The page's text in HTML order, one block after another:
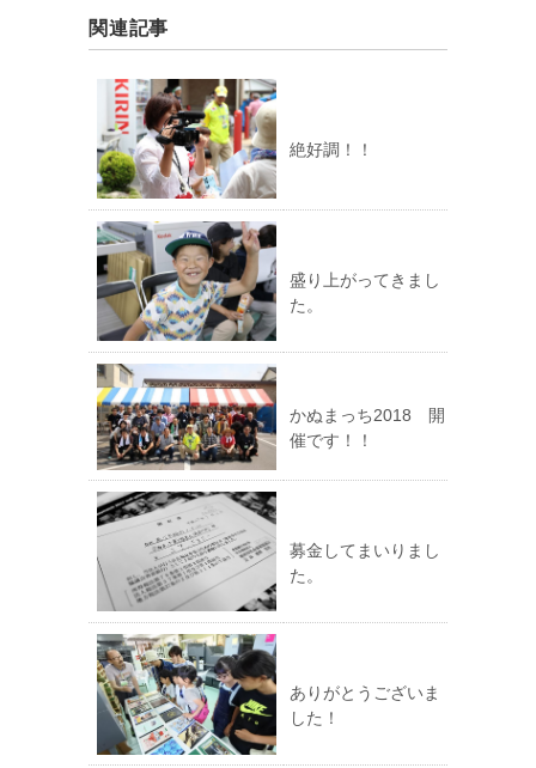
関連記事
絶好調！！
盛り上がってきまし
た。
かぬまっち2018 開
催です！！
募金してまいりまし
た。
ありがとうございま
した！